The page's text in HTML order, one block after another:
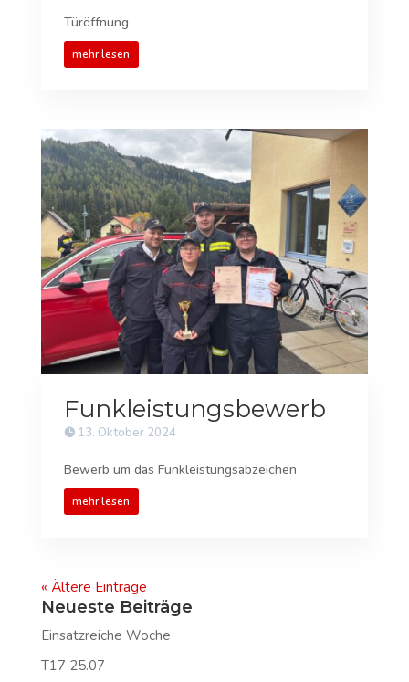
Türöffnung
mehr lesen
Funkleistungsbewerb
13. Oktober 2024
Bewerb um das Funkleistungsabzeichen
mehr lesen
« Ältere Einträge
Neueste Beiträge
Einsatzreiche Woche
T17 25.07